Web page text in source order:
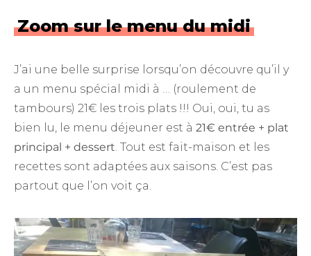
Zoom sur le menu du midi
J’ai une belle surprise lorsqu’on découvre qu’il y
a un menu spécial midi à … (roulement de
tambours) 21€ les trois plats !!! Oui, oui, tu as
bien lu, le menu déjeuner est à 21€ entrée + plat
principal + dessert. Tout est fait-maison et les
recettes sont adaptées aux saisons. C’est pas
partout que l’on voit ça.